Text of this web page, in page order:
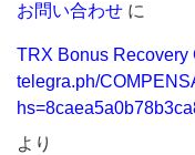
お問い合わせ に
TRX Bonus
telegra.ph/
より